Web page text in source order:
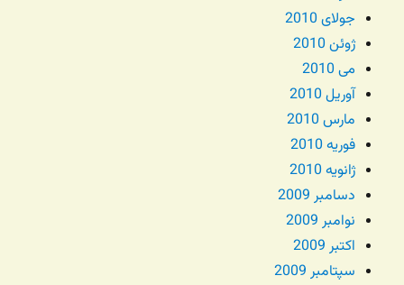
جولای 2010
ژوئن 2010
می 2010
آوریل 2010
مارس 2010
فوریه 2010
ژانویه 2010
دسامبر 2009
نوامبر 2009
اکتبر 2009
سپتامبر 2009